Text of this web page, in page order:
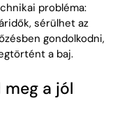
probléma:
sérülhet az
gondolkodni,
a baj.
a jól